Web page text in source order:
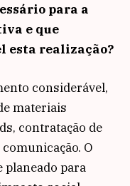
para a
e que
esta realização?
considerável,
materiais
contratação de
O
planeado para